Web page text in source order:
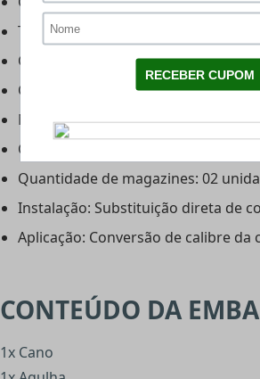
Tipo: Kit de troca de calibre
Calibre: 6.35 mm (.25)
Componentes inclusos: Cano,
Material do cano: Metal
Capacidade dos magazines:
Quantidade de magazines: 02
Instalação: Substituição direta de
Aplicação: Conversão de calibre da
CONTEÚDO DA
1x Cano